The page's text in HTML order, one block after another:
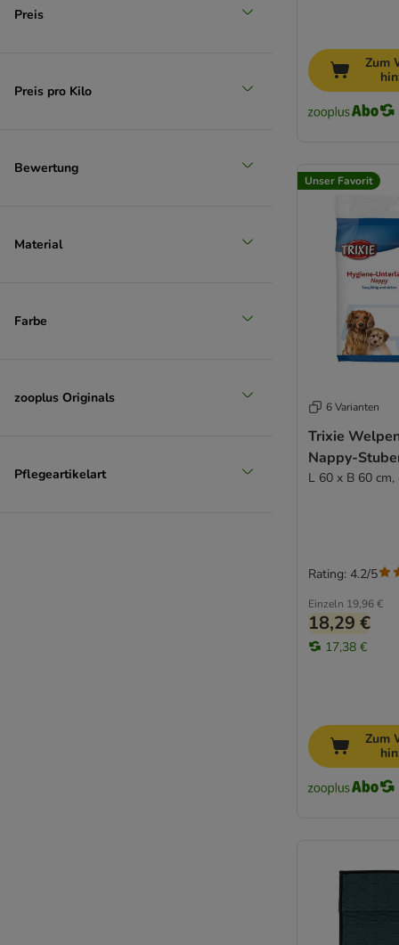
Preis
Preis pro Kilo
Bewertung
Material
Farbe
zooplus Originals
Pflegeartikelart
Zum
Unser Favorit
6 Varianten
Trixie
Nappy-
L 60 x B 60
Einzeln 19,96 €
18,29 €
17,38 €
Rating: 4.2/5
Zum